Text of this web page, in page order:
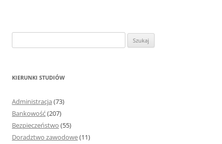
z
KIERUNKI STUDIÓW
Administracja (73)
Bankowość(207)
Bezpieczeństwo (55)
Doradztwo zawodowe(11)